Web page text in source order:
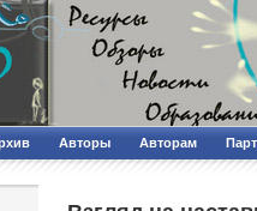
Авторы Авторам